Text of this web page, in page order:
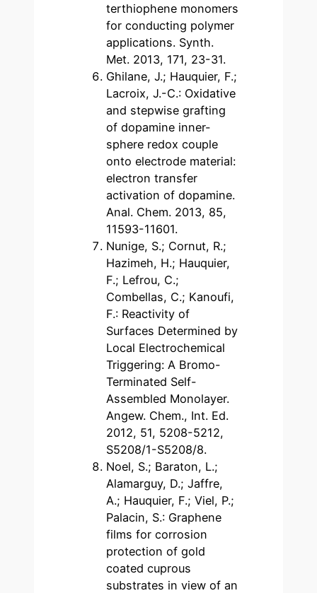
terthiophene monomers
for conducting polymer
applications. Synth.
Met. 2013, 171, 23-31.
Ghilane, J.; Hauquier, F.;
Lacroix, J.-C.: Oxidative
and stepwise grafting
of dopamine inner-
sphere redox couple
onto electrode material:
electron transfer
activation of dopamine.
Anal. Chem. 2013, 85,
11593-11601.
Nunige, S.; Cornut, R.;
Hazimeh, H.; Hauquier,
F.; Lefrou, C.;
Combellas, C.; Kanoufi,
F.: Reactivity of
Surfaces Determined by
Local Electrochemical
Triggering: A Bromo-
Terminated Self-
Assembled Monolayer.
Angew. Chem., Int. Ed.
2012, 51, 5208-5212,
S5208/1-S5208/8.
Noel, S.; Baraton, L.;
Alamarguy, D.; Jaffre,
A.; Hauquier, F.; Viel, P.;
Palacin, S.: Graphene
films for corrosion
protection of gold
coated cuprous
substrates in view of an